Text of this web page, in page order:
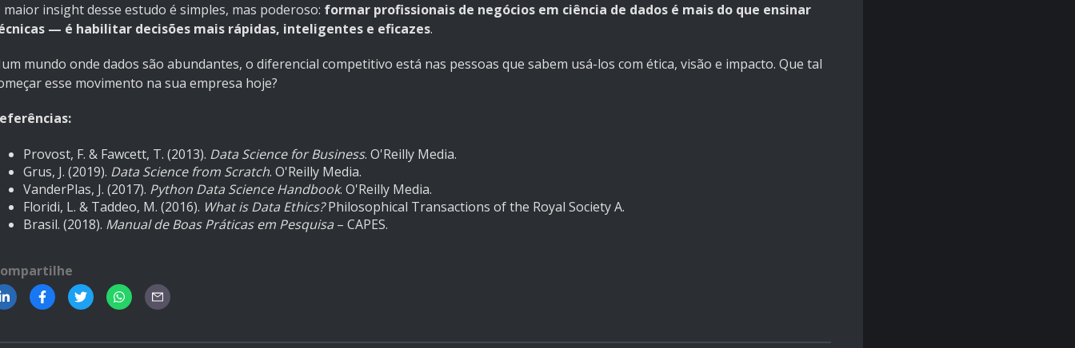
maior insight desse estudo é simples, mas poderoso: formar profissionais de negócios em ciência de dados é mais do que ensinar
— é habilitar decisões mais rápidas, inteligentes e eficazes.
mundo onde dados são abundantes, o diferencial competitivo está nas pessoas que sabem usá-los com ética, visão e impacto. Que tal
esse movimento na sua empresa hoje?
Provost, F. & Fawcett, T. (2013). Data Science for Business. O'Reilly Media.
Grus, J. (2019). Data Science from Scratch. O'Reilly Media.
VanderPlas, J. (2017). Python Data Science Handbook. O'Reilly Media.
Floridi, L. & Taddeo, M. (2016). What is Data Ethics?Philosophical Transactions of the Royal Society A.
Brasil. (2018). Manual de Boas Práticas em Pesquisa – CAPES.